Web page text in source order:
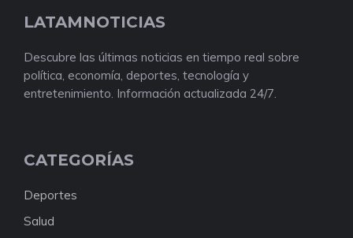
LATAMNOTICIAS
Descubre las últimas noticias en tiempo real sobre
política, economía, deportes, tecnología y
entretenimiento. Información actualizada 24/7.
CATEGORÍAS
Deportes
Salud